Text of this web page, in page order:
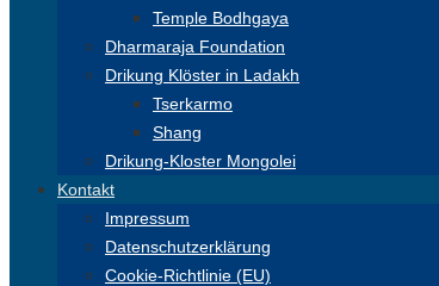
Temple Bodhgaya
Dharmaraja Foundation
Drikung Klöster in Ladakh
Tserkarmo
Shang
Drikung-Kloster Mongolei
Kontakt
Impressum
Datenschutzerklärung
Cookie-Richtlinie (EU)